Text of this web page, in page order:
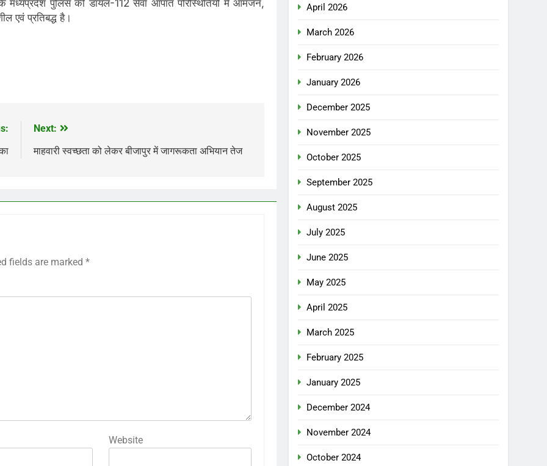
मध्यप्रदेश पुलिस की डायल-112 सेवा आपात परिस्थितियों में आमजन,
एवं प्रतिबद्ध है।
Next:
माहवारी स्वच्छता को लेकर बीजापुर में जागरूकता अभियान तेज
fields are marked *
Website
April 2026
March 2026
February 2026
January 2026
December 2025
November 2025
October 2025
September 2025
August 2025
July 2025
June 2025
May 2025
April 2025
March 2025
February 2025
January 2025
December 2024
November 2024
October 2024